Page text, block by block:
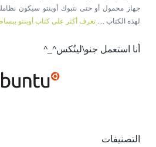
جهاز محمول أو حتى نتبوك أوبنتو سيكون
لهذه الكتاب .... تعرف أكثر على كتاب أوبنتو
أنا استعمل جنو\لينُكس^_^
التصنيفات